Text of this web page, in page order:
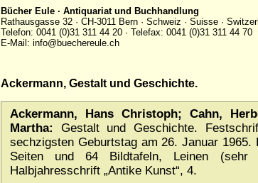
Bücher Eule · Antiquariat und Buchhandlung
Rathausgasse 32 · CH-3011 Bern · Schweiz · Suisse ·
Telefon: 0041 (0)31 311 44 20 · Telefax: 0041 (0)31 311 44 70
E-Mail: info@buechereule.ch
Ackermann, Gestalt und Geschichte.
Ackermann, Hans Christoph; Cahn,
Martha:
Gestalt und Geschichte.
sechzigsten Geburtstag am 26. Januar 1965.
Seiten und 64 Bildtafeln, Leinen
Halbjahresschrift „Antike Kunst“, 4.